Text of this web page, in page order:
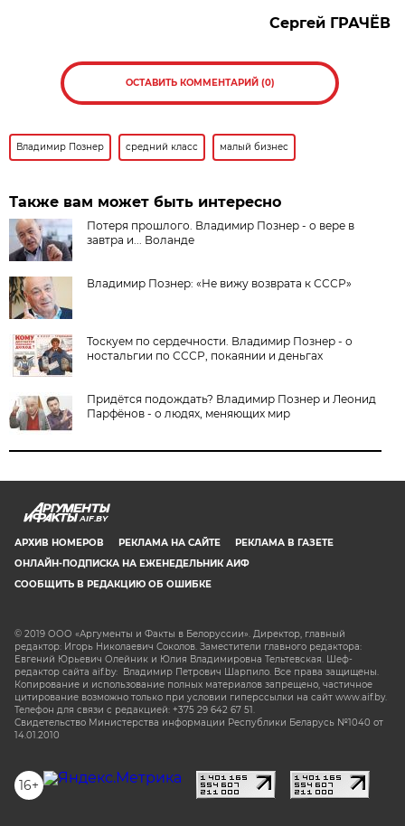
Сергей ГРАЧЁВ
ОСТАВИТЬ КОММЕНТАРИЙ (0)
Владимир Познер средний класс малый бизнес
Также вам может быть интересно
Потеря прошлого. Владимир Познер - о вере в
завтра и... Воланде
Владимир Познер: «Не вижу возврата к СССР»
Тоскуем по сердечности. Владимир Познер - о
ностальгии по СССР, покаянии и деньгах
Придётся подождать? Владимир Познер и Леонид
Парфёнов - о людях, меняющих мир
AIF.BY
АРХИВ НОМЕРОВ РЕКЛАМА НА САЙТЕ
РЕКЛАМА В ГАЗЕТЕ
ОНЛАЙН-ПОДПИСКА НА ЕЖЕНЕДЕЛЬНИК АИФ
СООБЩИТЬ В РЕДАКЦИЮ ОБ ОШИБКЕ
© 2019 ООО «Аргументы и Факты в Белоруссии». Директор, главный
редактор: Игорь Николаевич Соколов. Заместители главного редактора:
Евгений Юрьевич Олейник и Юлия Владимировна Тельтевская. Шеф-
редактор сайта aif.by: Владимир Петрович Шарпило. Все права защищены.
Копирование и использование полных материалов запрещено, частичное
цитирование возможно только при условии гиперссылки на сайт www.aif.by.
Телефон для связи с редакцией: +375 29 642 67 51.
Свидетельство Министерства информации Республики Беларусь №1040 от
14.01.2010
16+